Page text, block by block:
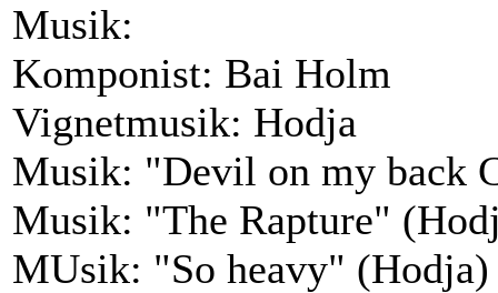
Musik:
Komponist: Bai Holm
Vignetmusik: Hodja
Musik: "Devil on my back
Musik: "The Rapture"
MUsik: "So heavy" (Hodja)